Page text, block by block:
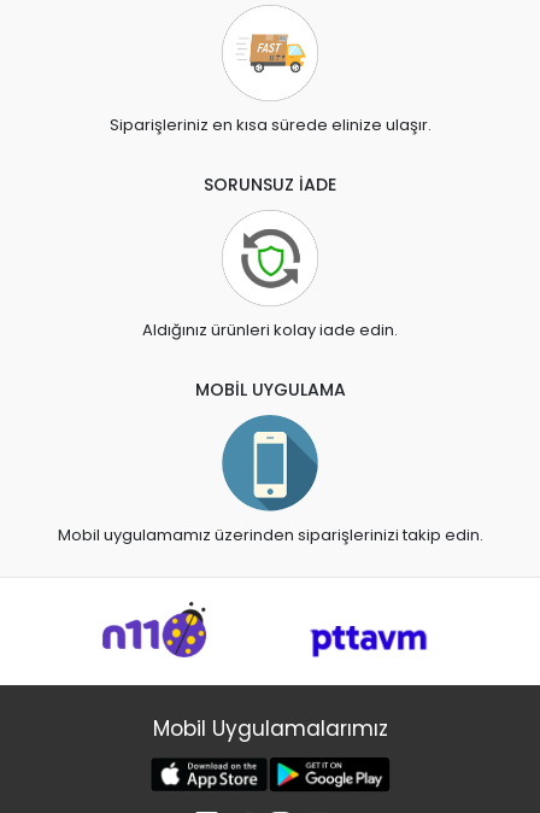
Siparişleriniz en kısa sürede elinize ulaşır.
SORUNSUZ İADE
Aldığınız ürünleri kolay iade edin.
MOBİL UYGULAMA
Mobil uygulamamız üzerinden siparişlerinizi takip edin.
Mobil Uygulamalarımız